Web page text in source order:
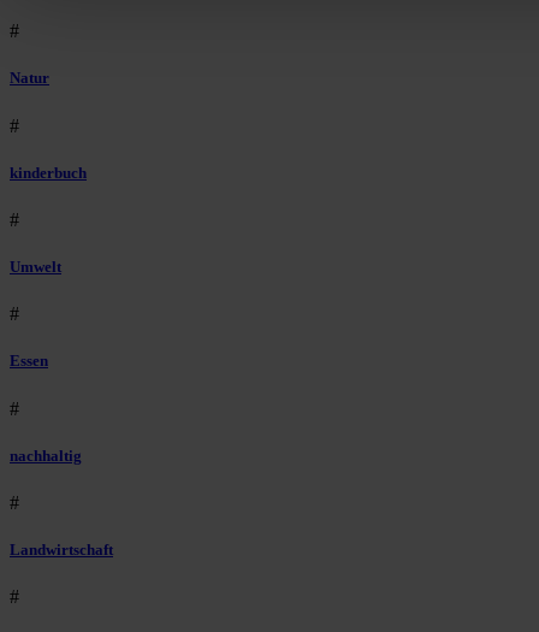
#
Natur
#
kinderbuch
#
Umwelt
#
Essen
#
nachhaltig
#
Landwirtschaft
#